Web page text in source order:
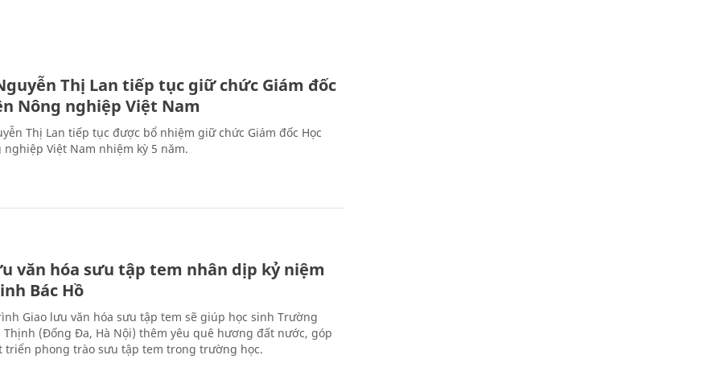
Thị Lan tiếp tục giữ chức Giám đốc
Nông nghiệp Việt Nam
Thị Lan tiếp tục được bổ nhiệm giữ chức Giám đốc Học
nghiệp Việt Nam nhiệm kỳ 5 năm.
văn hóa sưu tập tem nhân dịp kỷ niệm
Bác Hồ
Giao lưu văn hóa sưu tập tem sẽ giúp học sinh Trường
Thịnh (Đống Đa, Hà Nội) thêm yêu quê hương đất nước, góp
triển phong trào sưu tập tem trong trường học.